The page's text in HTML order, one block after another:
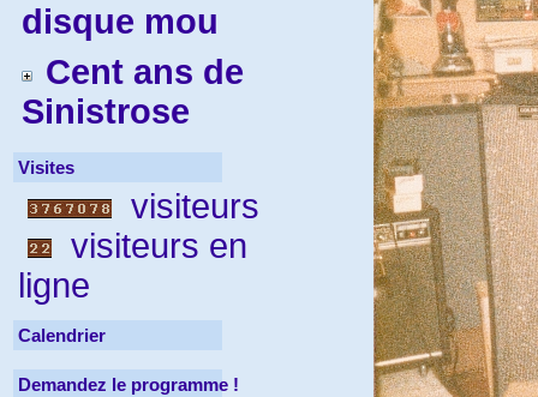
disque mou
Cent ans de
Sinistrose
Visites
visiteurs
visiteurs en
ligne
Calendrier
Demandez le programme !